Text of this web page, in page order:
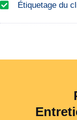
Étiquetage du